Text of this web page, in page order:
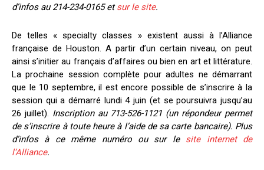
d’infos au 214-234-0165 etsur le site.
De telles « specialty classes » existent aussi à l’Alliance
française de Houston. A partir d’un certain niveau, on peut
ainsi s’initier au français d’affaires ou bien en art et littérature.
La prochaine session complète pour adultes ne démarrant
que le 10 septembre, il est encore possible de s’inscrire à la
session qui a démarré lundi 4 juin (et se poursuivra jusqu’au
26 juillet). Inscription au 713-526-1121 (un répondeur permet
de s’inscrire à toute heure à l’aide de sa carte bancaire). Plus
d’infos à ce même numéro ou sur le site internet de
l’Alliance.